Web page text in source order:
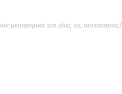
μεταφορικά για όλες τις ταπετσαρίες!